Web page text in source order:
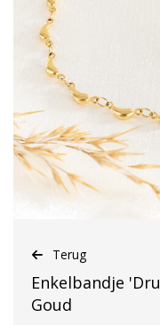
Terug
Enkelbandje
Goud